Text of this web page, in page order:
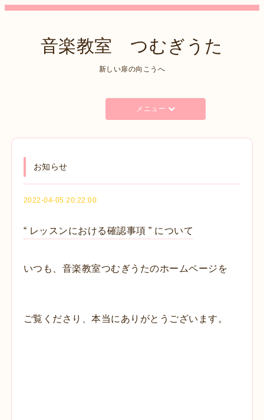
音楽教室 つむぎうた
新しい扉の向こうへ
メニュー
お知らせ
2022-04-05 20:22:00
“ レッスンにおける確認事項 ” について
いつも、音楽教室つむぎうたのホームページを
ご覧くださり、本当にありがとうございます。